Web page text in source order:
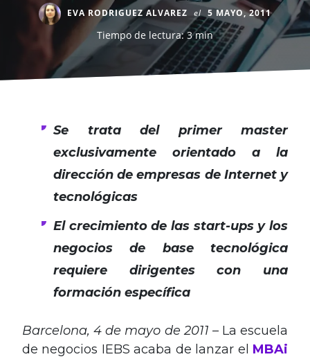
EVA RODRIGUEZ ALVAREZ el 5 MAYO, 2011
Tiempo de lectura: 3 min
Se trata del primer master
exclusivamente orientado a la
dirección de empresas de Internet y
tecnológicas
El crecimiento de las start-ups y los
negocios de base tecnológica
requiere dirigentes con una
formación específica
Barcelona, 4 de mayo de 2011 – La escuela
de negocios IEBS acaba de lanzar el MBAi